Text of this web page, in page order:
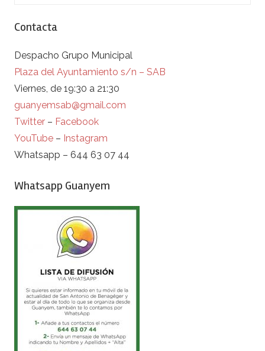
Contacta
Despacho Grupo Municipal
Plaza del Ayuntamiento s/n – SAB
Viernes, de 19:30 a 21:30
guanyemsab@gmail.com
Twitter – Facebook
YouTube – Instagram
Whatsapp – 644 63 07 44
Whatsapp Guanyem